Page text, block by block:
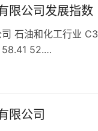
限公司发展指数
石油和化工行业
58.41 52.…
限公司